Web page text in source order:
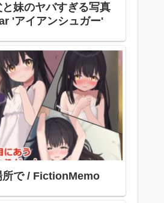
と妹のヤバすぎる写真
'アイアンシュガー'
所で / FictionMemo